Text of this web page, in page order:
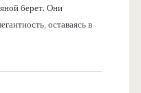
берет. Они
оставаясь в